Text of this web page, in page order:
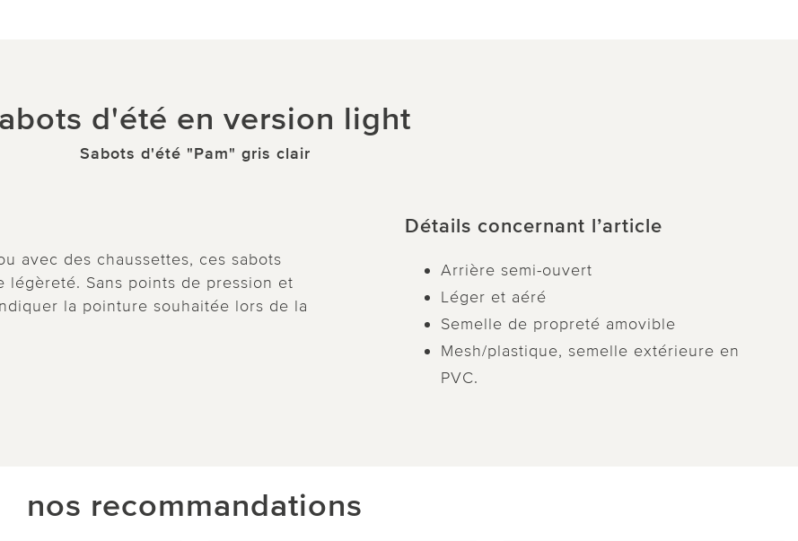
d'été en version light
Sabots d'été "Pam" gris clair
avec des chaussettes, ces sabots
légèreté. Sans points de pression et
la pointure souhaitée lors de la
Détails concernant l’article
Arrière semi-ouvert
Léger et aéré
Semelle de propreté amovible
Mesh/plastique, semelle extérieure en
PVC.
nos recommandations